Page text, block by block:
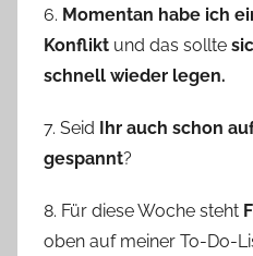
6. Momentan habe ich
Konflikt und das sollte
schnell wieder legen.
7. Seid Ihr auch schon
gespannt?
8. Für diese Woche steht
oben auf meiner To-Do-